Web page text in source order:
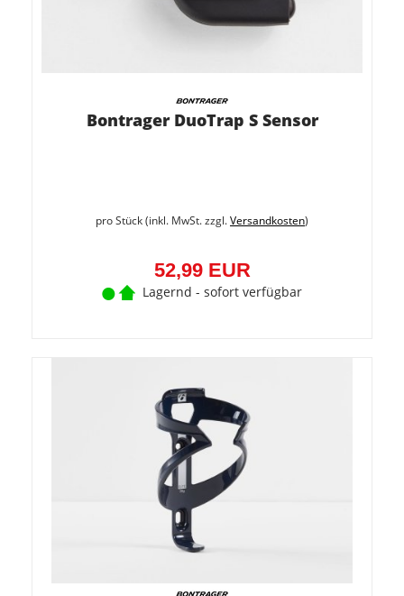
Bontrager DuoTrap S Sensor
pro Stück (inkl. MwSt. zzgl.Versandkosten)
52,99 EUR
Lagernd - sofort verfügbar